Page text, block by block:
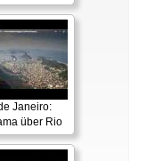
Janeiro:
über Rio